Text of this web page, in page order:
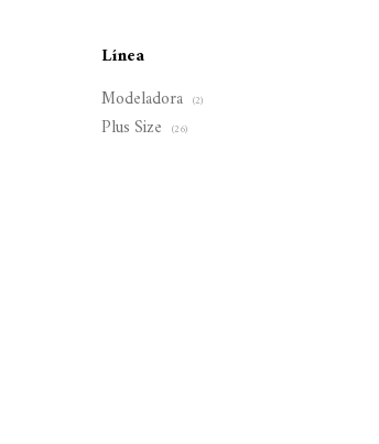
Línea
Modeladora (2)
Plus Size (26)